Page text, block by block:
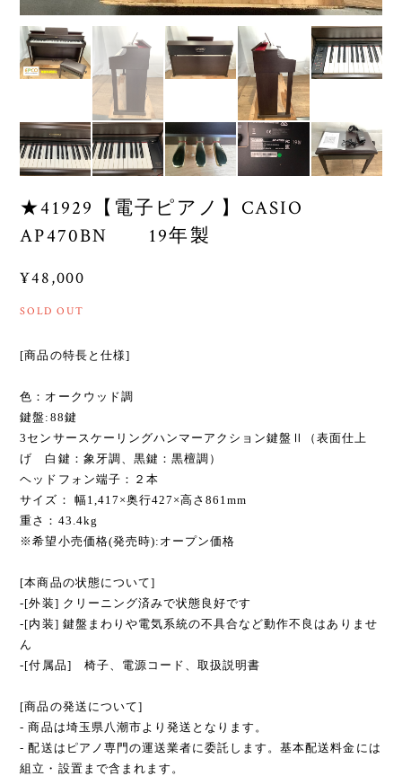
★41929【電子ピアノ】CASIO
AP470BN 19年製
¥48,000
SOLD OUT
[商品の特長と仕様]
色：オークウッド調
鍵盤:88鍵
3センサースケーリングハンマーアクション鍵盤Ⅱ（表面仕上
げ 白鍵：象牙調、黒鍵：黒檀調）
ヘッドフォン端子：２本
サイズ： 幅1,417×奥行427×高さ861mm
重さ：43.4kg
※希望小売価格(発売時):オープン価格
[本商品の状態について]
-[外装] クリーニング済みで状態良好です
-[内装] 鍵盤まわりや電気系統の不具合など動作不良はありませ
ん
-[付属品] 椅子、電源コード、取扱説明書
[商品の発送について]
- 商品は埼玉県八潮市より発送となります。
- 配送はピアノ専門の運送業者に委託します。基本配送料金には
組立・設置まで含まれます。